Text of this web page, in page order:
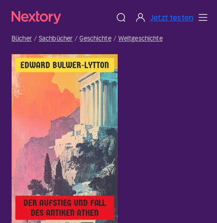
Jetzt testen
Bücher Sachbücher Geschichte Weltgeschichte